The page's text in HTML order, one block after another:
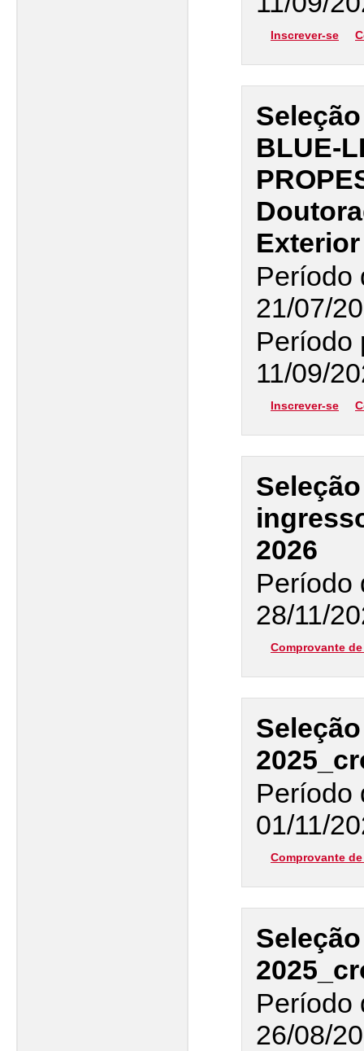
Inscrever-se
BLUE-
Exterior
Período
21/07/
Período
11/09/
Inscrever-se
2026
Período
28/11/
Comprovante
Período
01/11/
Comprovante
Período
26/08/